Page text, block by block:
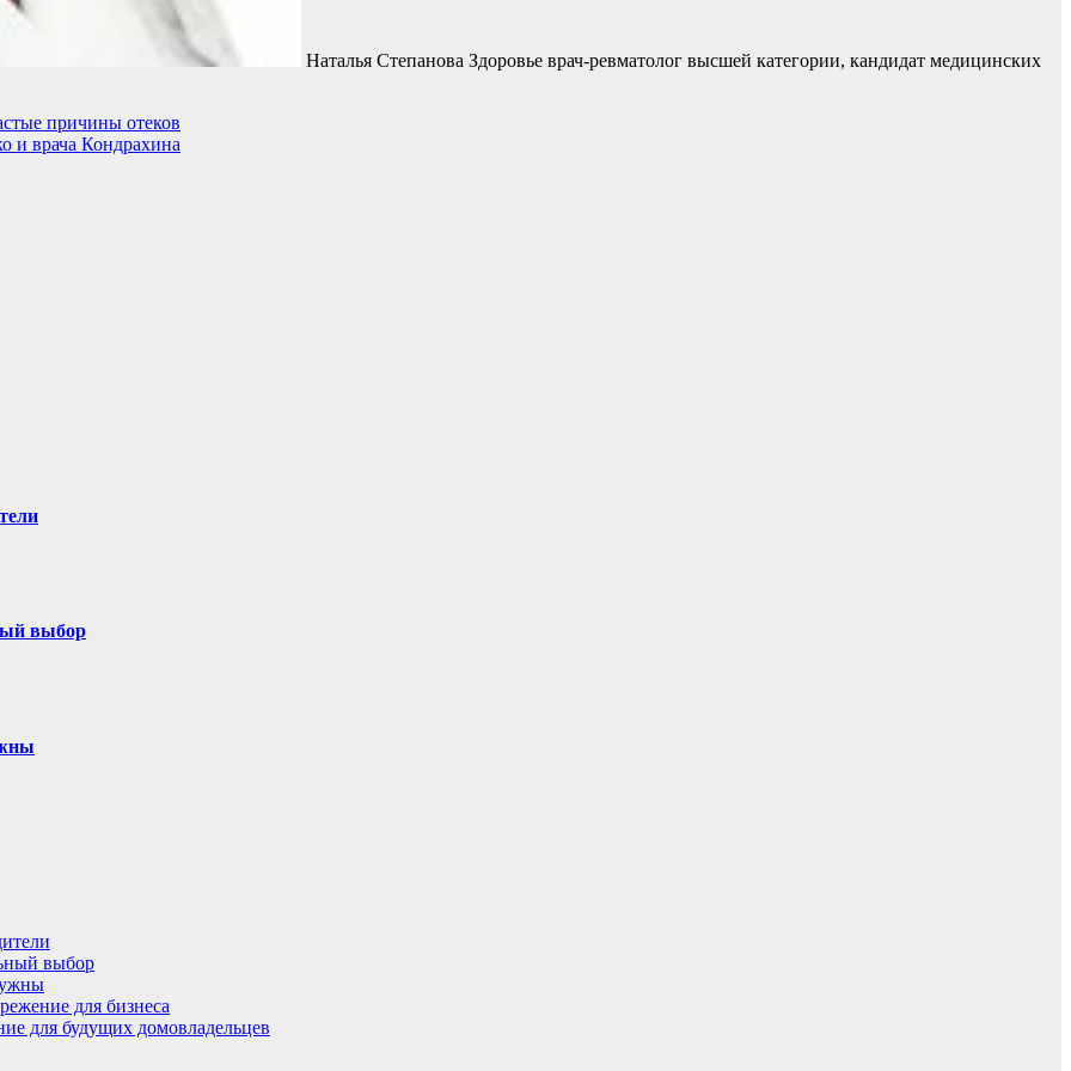
Наталья Степанова Здоровье врач-ревматолог высшей категории, кандидат медицинских
причины отеков
и врача Кондрахина
выбор
выбор
для бизнеса
для будущих домовладельцев